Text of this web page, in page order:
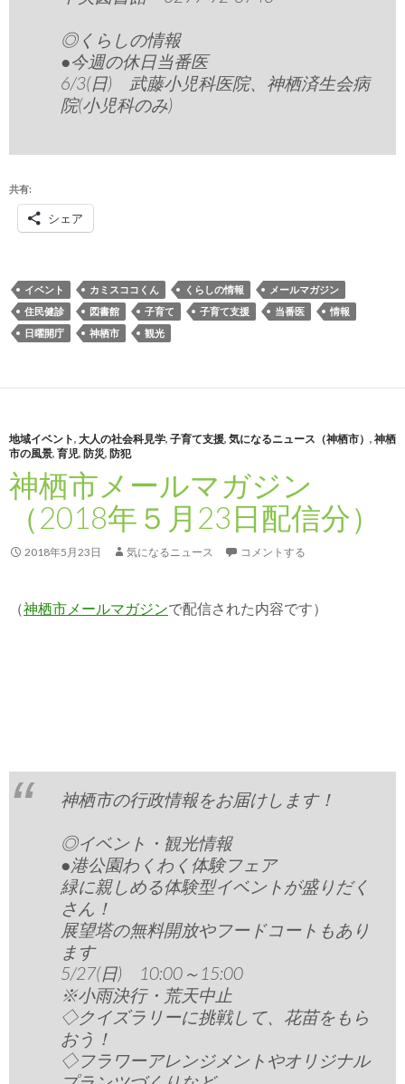
◎くらしの情報
●今週の休日当番医
6/3(日) 武藤小児科医院、神栖済生会病
院(小児科のみ)
共有:
シェア
イベント カミスココくん くらしの情報
メールマガジン
住民健診
図書館 子育て 子育て支援 当番医
情報
日曜開庁
神栖市 観光
地域イベント, 大人の社会科見学, 子育て支援, 気になるニュース（神栖市） , 神栖
市の風景, 育児, 防災, 防犯
神栖市メールマガジン
（2018年５月23日配信分）
2018年5月23日 気になるニュース コメントする
（神栖市メールマガジンで配信された内容です）
神栖市の行政情報をお届けします！
◎イベント・観光情報
●港公園わくわく体験フェア
緑に親しめる体験型イベントが盛りだく
さん！
展望塔の無料開放やフードコートもあり
ます
5/27(日) 10:00～15:00
※小雨決行・荒天中止
◇クイズラリーに挑戦して、花苗をもら
おう！
◇フラワーアレンジメントやオリジナル